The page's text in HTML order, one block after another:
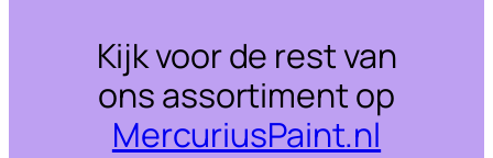
Kijk voor de rest van
ons assortiment op
MercuriusPaint.nl